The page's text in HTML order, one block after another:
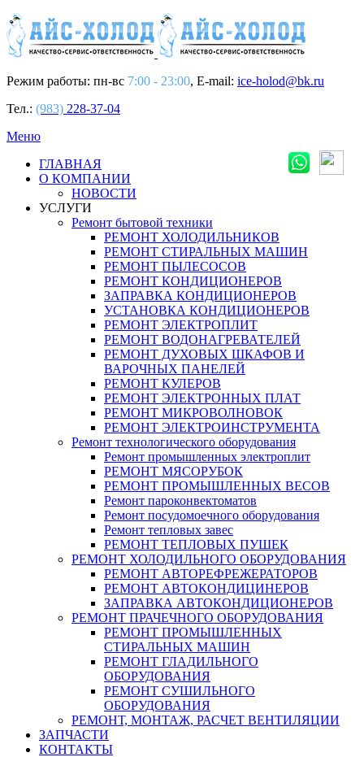
Режим работы: пн-вс 7:00 - 23:00, E-mail: ice-holod@bk.ru
Тел.: (983) 228-37-04
Меню
ГЛАВНАЯ
О КОМПАНИИ
НОВОСТИ
УСЛУГИ
Ремонт бытовой техники
РЕМОНТ ХОЛОДИЛЬНИКОВ
РЕМОНТ СТИРАЛЬНЫХ МАШИН
РЕМОНТ ПЫЛЕСОСОВ
РЕМОНТ КОНДИЦИОНЕРОВ
ЗАПРАВКА КОНДИЦИОНЕРОВ
УСТАНОВКА КОНДИЦИОНЕРОВ
РЕМОНТ ЭЛЕКТРОПЛИТ
РЕМОНТ ВОДОНАГРЕВАТЕЛЕЙ
РЕМОНТ ДУХОВЫХ ШКАФОВ И
ВАРОЧНЫХ ПАНЕЛЕЙ
РЕМОНТ КУЛЕРОВ
РЕМОНТ ЭЛЕКТРОННЫХ ПЛАТ
РЕМОНТ МИКРОВОЛНОВОК
РЕМОНТ ЭЛЕКТРОИНСТРУМЕНТА
Ремонт технологического оборудования
Ремонт промышленных электроплит
РЕМОНТ МЯСОРУБОК
РЕМОНТ ПРОМЫШЛЕННЫХ ВЕСОВ
Ремонт пароконвектоматов
Ремонт посудомоечного оборудования
Ремонт тепловых завес
РЕМОНТ ТЕПЛОВЫХ ПУШЕК
РЕМОНТ ХОЛОДИЛЬНОГО ОБОРУДОВАНИЯ
РЕМОНТ АВТОРЕФРЕЖЕРАТОРОВ
РЕМОНТ АВТОКОНДИЦИНЕРОВ
ЗАПРАВКА АВТОКОНДИЦИОНЕРОВ
РЕМОНТ ПРАЧЕЧНОГО ОБОРУДОВАНИЯ
РЕМОНТ ПРОМЫШЛЕННЫХ
СТИРАЛЬНЫХ МАШИН
РЕМОНТ ГЛАДИЛЬНОГО
ОБОРУДОВАНИЯ
РЕМОНТ СУШИЛЬНОГО
ОБОРУДОВАНИЯ
РЕМОНТ, МОНТАЖ, РАСЧЕТ ВЕНТИЛЯЦИИ
ЗАПЧАСТИ
КОНТАКТЫ